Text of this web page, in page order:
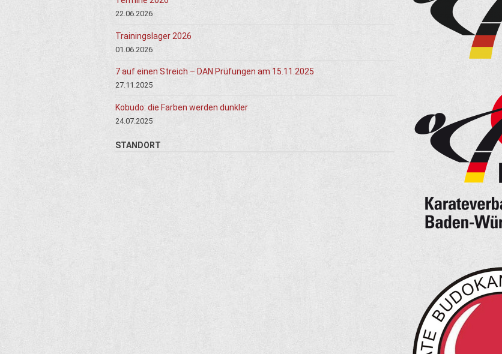
22.06.2026
Trainingslager 2026
01.06.2026
7 auf einen Streich – DAN Prüfungen am 15.11.2025
27.11.2025
Kobudo: die Farben werden dunkler
24.07.2025
STANDORT